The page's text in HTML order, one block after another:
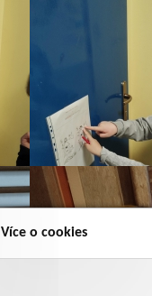
Více o cookies